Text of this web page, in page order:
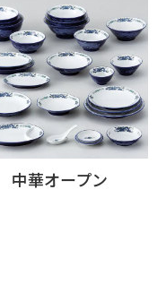
中華オープン